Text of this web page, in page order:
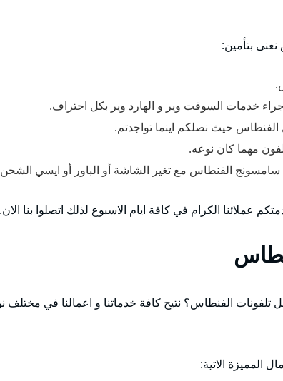
بتأمين:
خدمات السوفت وير و الهارد وير بكل احتراف.
حيث نصلكم اينما تواجدتم.
مهما كان نوعه.
الفنطاس مع تغير الشاشة أو الباور أو ايسي
عملائنا الكرام في كافة ايام الاسبوع لذلك اتصلوا بنا الان.
الفنطاس؟ نتيح كافة خدماتنا و اعمالنا في مختلف
المميزة الاتية: